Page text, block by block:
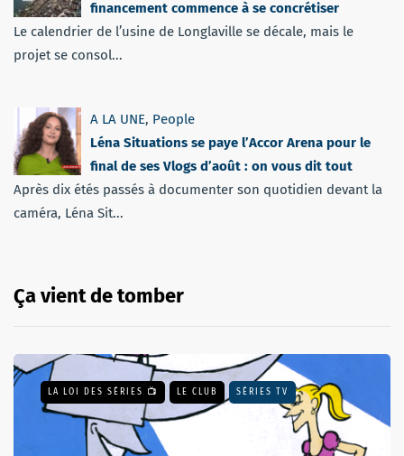
financement commence à se concrétiser
Le calendrier de l’usine de Longlaville se décale, mais le
projet se consol...
A LA UNE, People
Léna Situations se paye l’Accor Arena pour le
final de ses Vlogs d’août : on vous dit tout
Après dix étés passés à documenter son quotidien devant la
caméra, Léna Sit...
Ça vient de tomber
LA LOI DES SÉRIES 📺 LE CLUB SÉRIES TV